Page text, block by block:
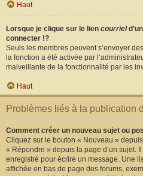
Haut
Lorsque je clique sur le lien courriel
connecter !?
Seuls les membres peuvent s’envoyer
la fonction a été activée par
malveillante de la fonctionnalité par les
Haut
Problèmes liés à la publication
Comment créer un nouveau sujet ou
Cliquez sur le bouton « Nouveau »
« Répondre » depuis la page d’un sujet.
enregistré pour écrire un message. Une
affichée en bas de page des forums,